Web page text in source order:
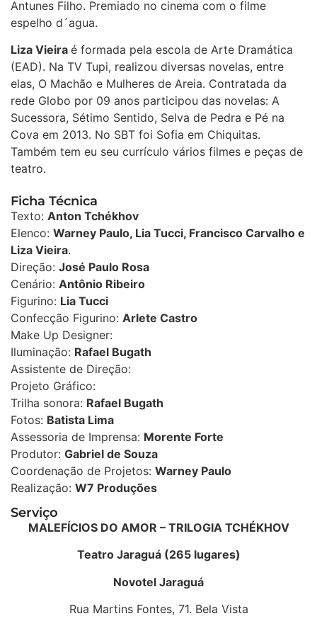
Antunes Filho. Premiado no cinema com o filme
espelho d´agua.
Liza Vieira é formada pela escola de Arte Dramática
(EAD). Na TV Tupi, realizou diversas novelas, entre
elas, O Machão e Mulheres de Areia. Contratada da
rede Globo por 09 anos participou das novelas: A
Sucessora, Sétimo Sentido, Selva de Pedra e Pé na
Cova em 2013. No SBT foi Sofia em Chiquitas.
Também tem eu seu currículo vários filmes e peças de
teatro.
Ficha Técnica
Texto: Anton Tchékhov
Elenco: Warney Paulo, Lia Tucci, Francisco Carvalho e
Liza Vieira.
Direção: José Paulo Rosa
Cenário: Antônio Ribeiro
Figurino: Lia Tucci
Confecção Figurino: Arlete Castro
Make Up Designer:
Iluminação: Rafael Bugath
Assistente de Direção:
Projeto Gráfico:
Trilha sonora: Rafael Bugath
Fotos: Batista Lima
Assessoria de Imprensa: Morente Forte
Produtor: Gabriel de Souza
Coordenação de Projetos: Warney Paulo
Realização: W7 Produções
Serviço
MALEFÍCIOS DO AMOR – TRILOGIA TCHÉKHOV
Teatro Jaraguá (265 lugares)
Novotel Jaraguá
Rua Martins Fontes, 71. Bela Vista